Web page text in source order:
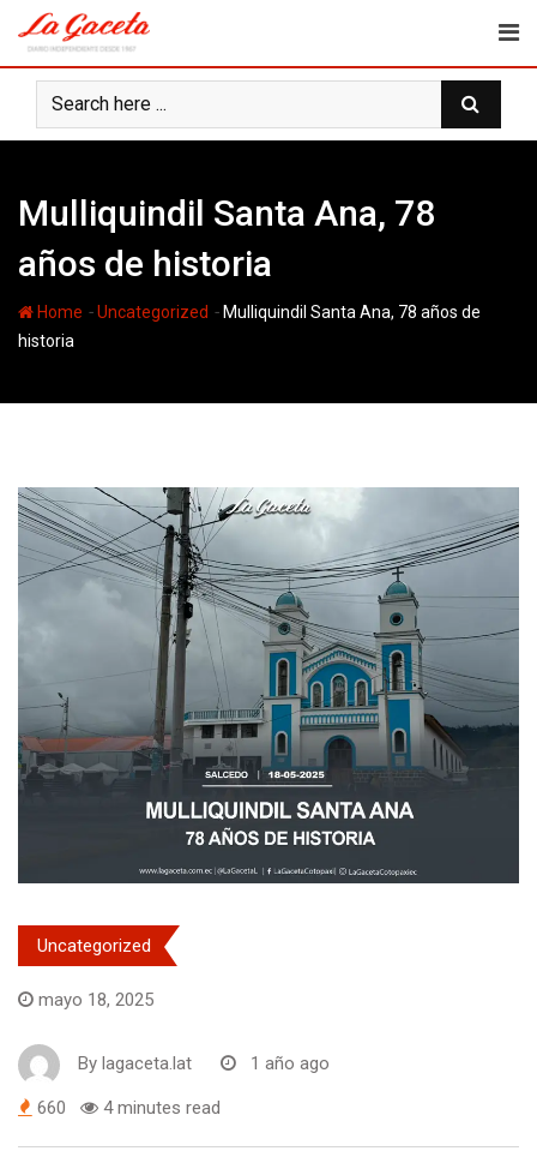
content
Mulliquindil Santa Ana, 78
años de historia
Home -Uncategorized - Mulliquindil Santa Ana, 78 años de
historia
Uncategorized
mayo 18, 2025
By lagaceta.lat 1 año ago
660 4 minutes read